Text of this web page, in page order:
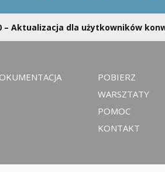
– Aktualizacja dla użytkowników
POBIERZ
WARSZTATY
POMOC
KONTAKT